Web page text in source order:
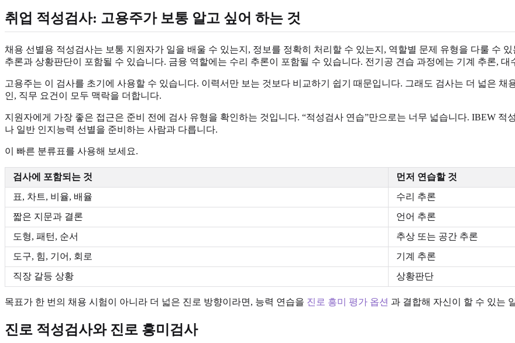
취업 적성검사: 고용주가 보통 알고 싶어 하는 것
채용 선별용 적성검사는 보통 지원자가 일을 배울 수 있는지, 정보를 정확히 처리할 수 있는지, 역할별 문제 유형을 다룰 수
추론과 상황판단이 포함될 수 있습니다. 금융 역할에는 수리 추론이 포함될 수 있습니다. 전기공 견습 과정에는 기계 추론,
고용주는 이 검사를 초기에 사용할 수 있습니다. 이력서만 보는 것보다 비교하기 쉽기 때문입니다. 그래도 검사는 더 넓은 채
인, 직무 요건이 모두 맥락을 더합니다.
지원자에게 가장 좋은 접근은 준비 전에 검사 유형을 확인하는 것입니다. “적성검사 연습”만으로는 너무 넓습니다. IBEW
나 일반 인지능력 선별을 준비하는 사람과 다릅니다.
이 빠른 분류표를 사용해 보세요.
검사에 포함되는 것
먼저 연습할 것
표, 차트, 비율, 배율
수리 추론
짧은 지문과 결론
언어 추론
도형, 패턴, 순서
추상 또는 공간 추론
도구, 힘, 기어, 회로
기계 추론
직장 갈등 상황
상황판단
목표가 한 번의 채용 시험이 아니라 더 넓은 진로 방향이라면, 능력 연습을 진로 흥미 평가 옵션 과 결합해 자신이 할 수 있는
진로 적성검사와 진로 흥미검사